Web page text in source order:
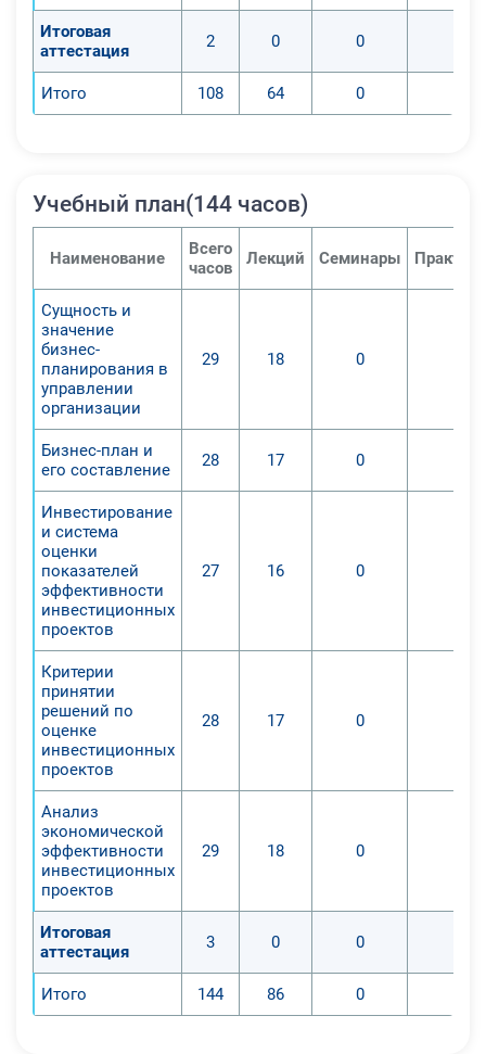
Итоговая
аттестация
2 0 0
Итого 108 64 0
Учебный план(144 часов)
Наименование
Всего
часов
Лекций Семинары
Сущность и
значение
бизнес-
планирования в
управлении
организации
29 18 0
Бизнес-план и
его составление
28 17 0
Инвестирование
и система
оценки
показателей
эффективности
инвестиционных
проектов
27 16 0
Критерии
принятии
решений по
оценке
инвестиционных
проектов
28 17 0
Анализ
экономической
эффективности
инвестиционных
проектов
29 18 0
Итоговая
аттестация
3 0 0
Итого 144 86 0